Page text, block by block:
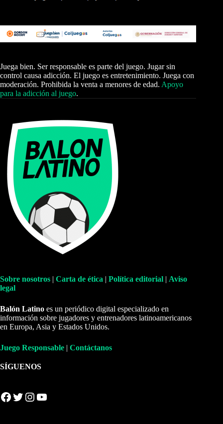
Juega bien. Ser responsable es parte del juego. Jugar sin
control causa adicción. El juego es entretenimiento. Juega con
moderación. Prohibida la venta a menores de edad. Apoyo
para la adicción al juego.
Sobre nosotros | Carta de ética | Política editorial | Aviso
legal
Balón Latino es un periódico digital especializado en
información sobre jugadores y entrenadores latinoamericanos
en Europa, Asia y Estados Unidos.
Juego Responsable | Contáctanos
SÍGUENOS
Facebook Twitter Instagram YouTube